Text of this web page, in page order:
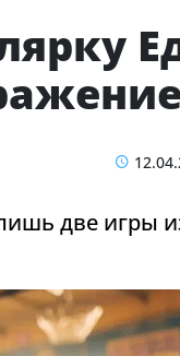
две игры